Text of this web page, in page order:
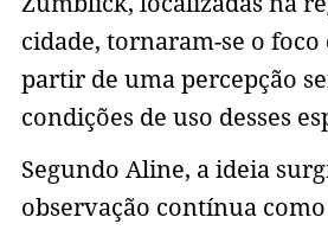
cidade, tornaram-se o
partir de uma percepção
condições de uso desses
Segundo Aline, a ideia
observação contínua